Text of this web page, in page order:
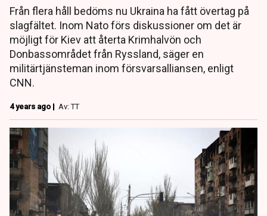
Från flera håll bedöms nu Ukraina ha fått övertag på
slagfältet. Inom Nato förs diskussioner om det är
möjligt för Kiev att återta Krimhalvön och
Donbassområdet från Ryssland, säger en
militärtjänsteman inom försvarsalliansen, enligt
CNN.
4 years ago | Av: TT